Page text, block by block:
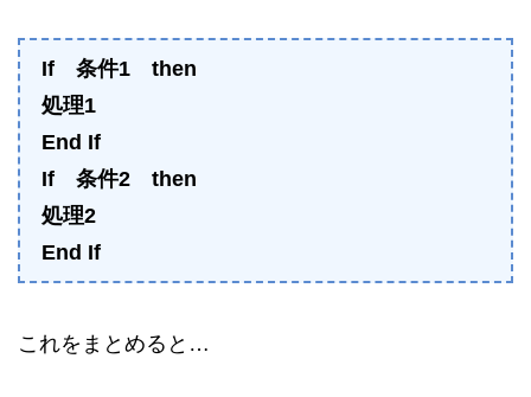
If 条件1 then
処理1
End If
If 条件2 then
処理2
End If
これをまとめると…